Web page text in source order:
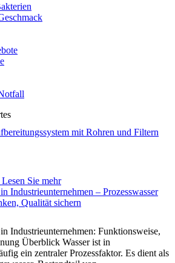
Lesen Sie mehr
Industrieunternehmen – Prozesswasser
Qualität sichern
Industrieunternehmen: Funktionsweise,
Überblick Wasser ist in
ein zentraler Prozessfaktor. Es dient als